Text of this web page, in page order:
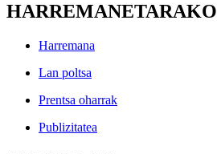
HARREMANETARAKO
Harremana
Lan poltsa
Prentsa oharrak
Publizitatea